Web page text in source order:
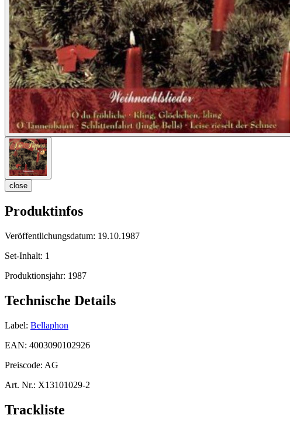
close
Produktinfos
Veröffentlichungsdatum: 19.10.1987
Set-Inhalt: 1
Produktionsjahr: 1987
Technische Details
Label: Bellaphon
EAN: 4003090102926
Preiscode: AG
Art. Nr.: X13101029-2
Trackliste